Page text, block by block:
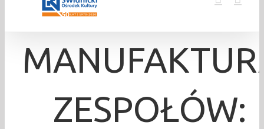
ZESPOŁÓW: